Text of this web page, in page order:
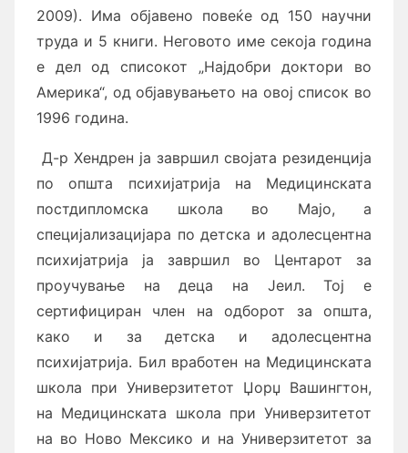
2009). Има објавено повеќе од 150 научни
труда и 5 книги. Неговото име секоја година
е дел од списокот „Најдобри доктори во
Америка“, од објавувањето на овој список во
1996 година.
Д-р Хендрен ја завршил својата резиденција
по општа психијатрија на Медицинската
постдипломска школа во Мајо, а
специјализацијара по детска и адолесцентна
психијатрија ја завршил во Центарот за
проучување на деца на Јеил. Тој е
сертифициран член на одборот за општа,
како и за детска и адолесцентна
психијатрија. Бил вработен на Медицинската
школа при Универзитетот Џорџ Вашингтон,
на Медицинската школа при Универзитетот
на во Ново Мексико и на Универзитетот за